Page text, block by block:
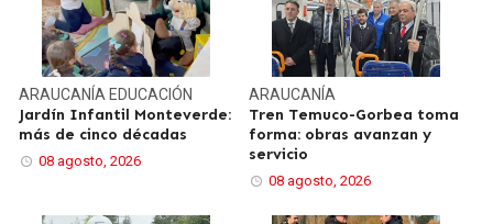
ARAUCANÍA EDUCACIÓN
Jardín Infantil Monteverde:
más de cinco décadas
08 agosto, 2026
ARAUCANÍA
Tren Temuco-Gorbea toma
forma: obras avanzan y
servicio
08 agosto, 2026